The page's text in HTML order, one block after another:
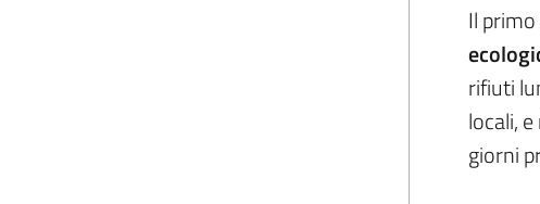
Il
rifiuti
locali,
giorni